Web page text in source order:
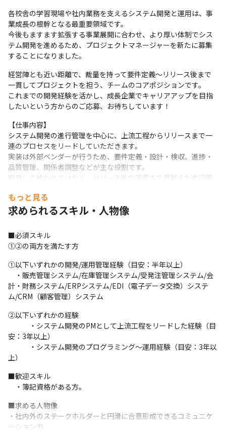
各校舎の学習現場や社内業務を支えるシステム開発と運用は、事
業成長の根幹となる最重要領域です。
今後もますます拡張する事業展開に合わせ、より厚い体制でシス
テム開発を進めるため、プロジェクトマネージャーを新たに募集
することになりました。
経営陣とも近い距離で、裁量を持って要件定義〜リリース後まで
一貫してプロジェクトを担う、チームのコアポジションです。
これまでの開発経験を活かし、成長企業でキャリアアップを目指
したいという方からのご応募、お待ちしています！
【仕事内容】
システム開発の進行管理を中心に、上流工程からリリースまで一
連のプロセスをリードしていただきます。
実装は外部ベンダーが行うため、要件定義・設計・検収、進捗・
品質管理、関係者調整などが主な役割です。
開発して終わりではなく、リリース後の運用まで見据えた進行管
■主な業務内容
・販売管理システムの開発、運用管理
・その他社内業務システム／学習支援システムの開発・運用管理
・要件定義・設計・テスト・リリースのプロジェクト推進
・外部ベンダーの進行管理・品質管理
■開発事例
・授業の理解度クイズの自動採点システム
・英作文添削アプリ
・単語学習アプリ
・各種業務管理システム（授業管理、生徒管理、販売管理、テス
ト問題管理）
【やりがい・魅力】
・ユーザーとの距離が近く、感謝の声をダイレクトに受け取るこ
とができる
・IPO準備に伴う新規プロジェクトも多く、自ら手がけたプロジェ
クトが会社の成長に直結する実感を得られる
・生徒の学習体験や社員の働きやすさを支え、社会貢献性の高い
教育業界に貢献できる
・英語スキルを活かしたい方やこれから身につけたい方に最適な
もっと見る
求められるスキル・人物像
■必須スキル
①②の両方を満たす方
①以下いずれかの開発/運用管理経験（目安：半年以上）
・販売管理システム/在庫管理システム/受発注管理システム/会
計・財務システム/ERPシステム/EDI（電子データ交換）システ
ム/CRM（顧客管理）システム
②以下いずれかの経験
・システム開発のPMとして上流工程をリードした経験（目
安：3年以上）
・システム開発のプログラミング〜運用経験（目安：3年以
上）
■歓迎スキル
・簿記資格がある方。
■求める人物像
・社内外のステークホルダーと円滑に合意形成できるコミュニケ
ーション力